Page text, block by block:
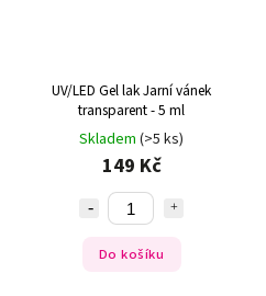
UV/LED Gel lak Jarní vánek
transparent - 5 ml
Skladem (>5 ks)
149 Kč
Do košíku